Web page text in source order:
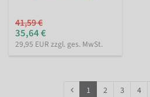
41,59 €
35,64 €
29,95 EUR zzgl. ges. MwSt.
1 2 3 4